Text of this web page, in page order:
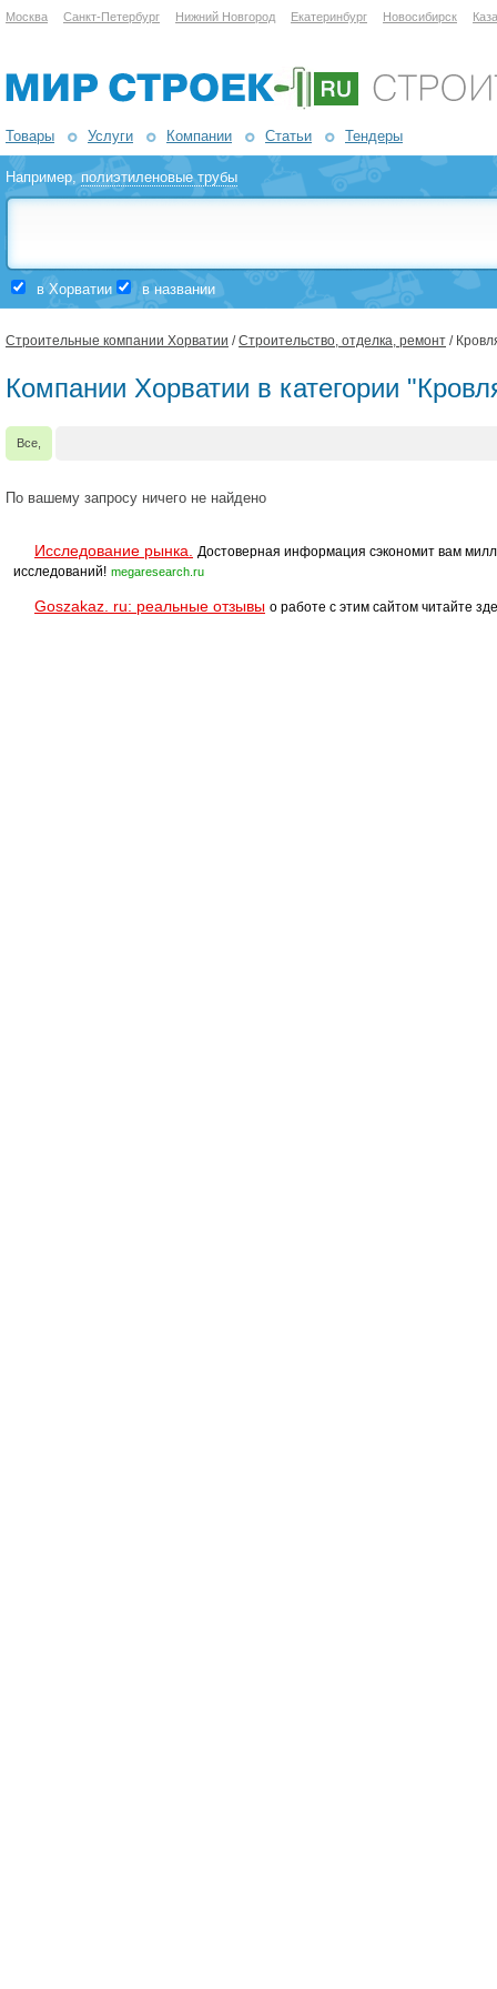
Москва Санкт-Петербург Нижний Новгород Екатеринбург Новосибирск
Товары Услуги Компании Статьи Тендеры
Например,полиэтиленовые трубы
в Хорватии в названии
Строительные компании Хорватии /Строительство, отделка, ремонт /
Компании Хорватии в категории
Все,
По вашему запросу ничего не найдено
Исследование рынка.
Достоверная информация сэкономит вам
исследований! megaresearch.ru
Goszakaz. ru: реальные отзывы о работе с этим сайтом читайте